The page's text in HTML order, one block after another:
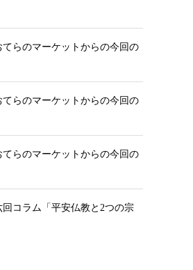
てらのマーケットからの今回の
てらのマーケットからの今回の
てらのマーケットからの今回の
回コラム「平安仏教と2つの宗